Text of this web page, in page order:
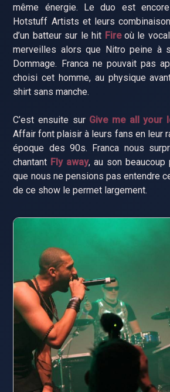
même énergie. Le duo est
Hotstuff Artists et leurs
d’un batteur sur le hit Fireoù le
merveilles alors que Nitro peine à
Dommage. Franca ne pouvait pas
choisi cet homme, au physique
shirt sans manche.
C’est ensuite sur Give me all your
Affair font plaisir à leurs fans en leur
époque des 90s. Franca nous
chantant Fly away, au son beaucoup
que nous ne pensions pas entendre
de ce show le permet largement.